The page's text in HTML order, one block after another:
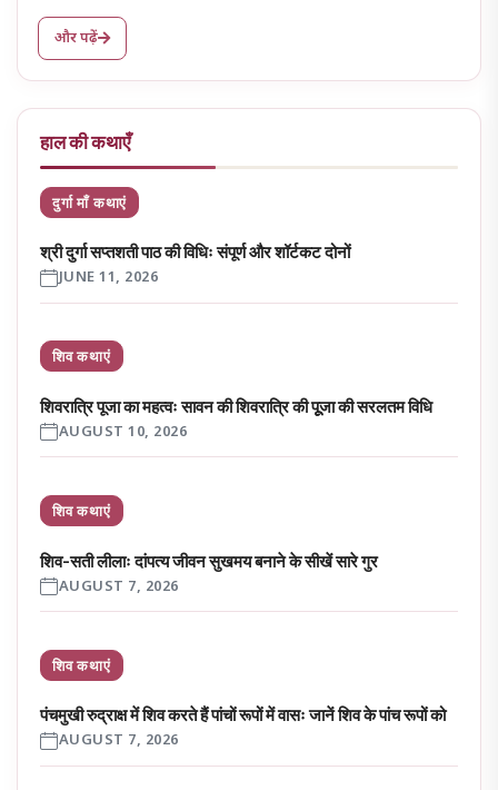
और पढ़ें
हाल की कथाएँ
दुर्गा माँ कथाएं
श्री दुर्गा सप्तशती पाठ की विधिः संपूर्ण और शॉर्टकट दोनों
JUNE 11, 2026
शिव कथाएं
शिवरात्रि पूजा का महत्वः सावन की शिवरात्रि की पूूजा की सरलतम विधि
AUGUST 10, 2026
शिव कथाएं
शिव-सती लीलाः दांपत्य जीवन सुखमय बनाने के सीखें सारे गुर
AUGUST 7, 2026
शिव कथाएं
पंचमुखी रुद्राक्ष में शिव करते हैं पांचों रूपों में वासः जानें शिव के पांच रूपों को
AUGUST 7, 2026